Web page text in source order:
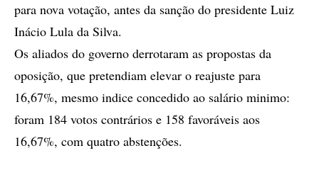
para nova votação, antes da sanção do presidente Luiz
Inácio Lula da Silva.
Os aliados do governo derrotaram as propostas da
oposição, que pretendiam elevar o reajuste para
16,67%, mesmo indice concedido ao salário minimo:
foram 184 votos contrários e 158 favoráveis aos
16,67%, com quatro abstenções.